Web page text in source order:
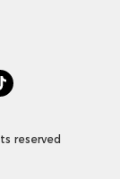
reserved